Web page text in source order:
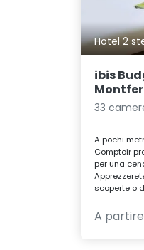
Hotel 2
ibis
33
A pochi
Comptoir
per una
scoperte o
A